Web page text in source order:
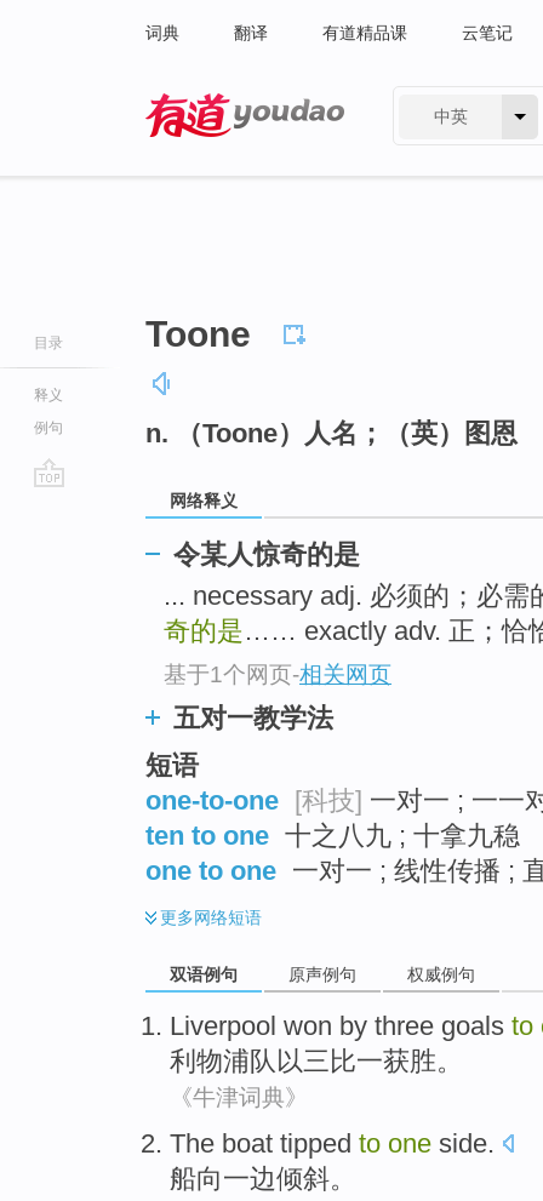
词典 翻译 有道精品课 云笔记
中英
目录
释义
例句
Toone
n. （Toone）人名；（英）图恩
网络释义
令某人惊奇的是
... necessary adj. 必须的；必需
奇的是 …… exactly adv. 正；恰
基于1个网页-相关网页
五对一教学法
短语
one-to-one [科技] 一对一 ; 一一
ten to one 十之八九 ; 十拿九稳
one to one 一对一 ; 线性传播 ;
更多网络短语
双语例句 原声例句 权威例句
Liverpool won by three goals to
利物浦队 以三 比一获胜。
《牛津词典》
The boat tipped to one side.
船向一边倾斜。